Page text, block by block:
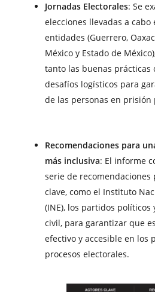
Jornadas Electorales: Se
elecciones llevadas a cabo
entidades (Guerrero,
México y Estado de
tanto las buenas prácticas
desafíos logísticos para
de las personas en prisión
Recomendaciones para
más inclusiva: El informe
serie de recomendaciones
clave, como el Instituto
(INE), los partidos políticos
civil, para garantizar que
efectivo y accesible en los
procesos electorales.